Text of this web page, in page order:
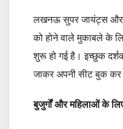
लखनऊ सुपर जायंट्स और
को होने वाले मुकाबले के
शुरू हो गई है। इच्छुक
जाकर अपनी सीट बुक
बुजुर्गों और महिलाओं के